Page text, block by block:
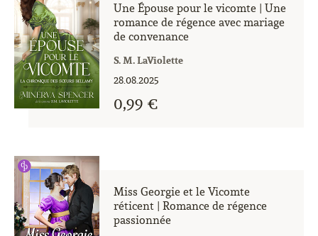
Une Épouse pour le vicomte | Une
romance de régence avec mariage
de convenance
S. M. LaViolette
28.08.2025
0,99 €
Miss Georgie et le Vicomte
réticent | Romance de régence
passionnée